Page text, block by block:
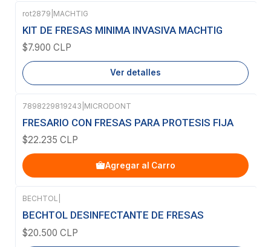
Agotado
rot2879 MACHTIG
KIT DE FRESAS MINIMA INVASIVA MACHTIG
$7.900 CLP
Ver detalles
7898229819243 MICRODONT
FRESARIO CON FRESAS PARA PROTESIS FIJA
$22.235 CLP
Agregar al Carro
Agotado
BECHTOL
BECHTOL DESINFECTANTE DE FRESAS
$20.500 CLP